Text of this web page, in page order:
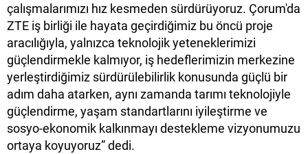
çalışmalarımızı hız kesmeden sürdürüyoruz. Çorum'da
ZTE iş birliği ile hayata geçirdiğimiz bu öncü proje
aracılığıyla, yalnızca teknolojik yeteneklerimizi
güçlendirmekle kalmıyor, iş hedeflerimizin merkezine
yerleştirdiğimiz sürdürülebilirlik konusunda güçlü bir
adım daha atarken, aynı zamanda tarımı teknolojiyle
güçlendirme, yaşam standartlarını iyileştirme ve
sosyo-ekonomik kalkınmayı destekleme vizyonumuzu
ortaya koyuyoruz” dedi.